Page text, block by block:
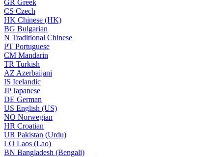
GR Greek
CS Czech
HK Chinese (HK)
BG Bulgarian
N Traditional Chinese
PT Portuguese
CM Mandarin
TR Turkish
AZ Azerbaijani
IS Icelandic
JPJapanese
DE German
US English (US)
NO Norwegian
HR Croatian
UR Pakistan (Urdu)
LO Laos (Lao)
BN Bangladesh (Bengali)